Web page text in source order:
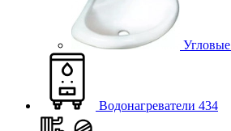
Угловые
Водонагреватели 434